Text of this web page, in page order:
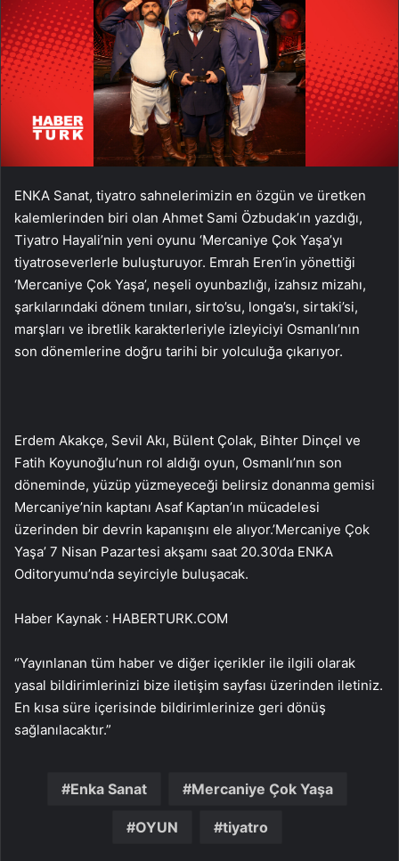
ENKA Sanat, tiyatro sahnelerimizin en özgün ve üretken
kalemlerinden biri olan Ahmet Sami Özbudak’ın yazdığı,
Tiyatro Hayali’nin yeni oyunu ‘Mercaniye Çok Yaşa’yı
tiyatroseverlerle buluşturuyor. Emrah Eren’in yönettiği
‘Mercaniye Çok Yaşa’, neşeli oyunbazlığı, izahsız mizahı,
şarkılarındaki dönem tınıları, sirto’su, longa’sı, sirtaki’si,
marşları ve ibretlik karakterleriyle izleyiciyi Osmanlı’nın
son dönemlerine doğru tarihi bir yolculuğa çıkarıyor.
Erdem Akakçe, Sevil Akı, Bülent Çolak, Bihter Dinçel ve
Fatih Koyunoğlu’nun rol aldığı oyun, Osmanlı’nın son
döneminde, yüzüp yüzmeyeceği belirsiz donanma gemisi
Mercaniye’nin kaptanı Asaf Kaptan’ın mücadelesi
üzerinden bir devrin kapanışını ele alıyor.’Mercaniye Çok
Yaşa’ 7 Nisan Pazartesi akşamı saat 20.30’da ENKA
Oditoryumu’nda seyirciyle buluşacak.
Haber Kaynak : HABERTURK.COM
“Yayınlanan tüm haber ve diğer içerikler ile ilgili olarak
yasal bildirimlerinizi bize iletişim sayfası üzerinden iletiniz.
En kısa süre içerisinde bildirimlerinize geri dönüş
sağlanılacaktır.”
Enka Sanat Mercaniye Çok Yaşa
OYUN tiyatro